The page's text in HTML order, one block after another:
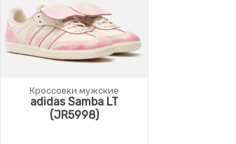
Кроссовки мужские
adidas Samba LT
(JR5998)